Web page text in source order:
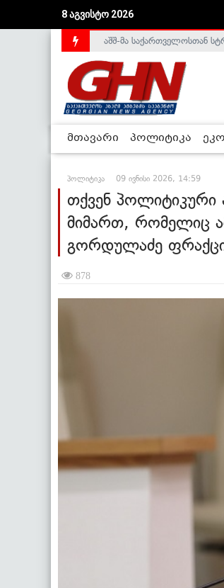
8 აგვისტო 2026
საქართველოს დე-ფაქტო
მთავარი პოლიტიკა
პოლიტიკა 09 ივნისი 2026, 14:59
თქვენ პოლიტიკური
მიმართ, რომელიც
გორდულაძე
878